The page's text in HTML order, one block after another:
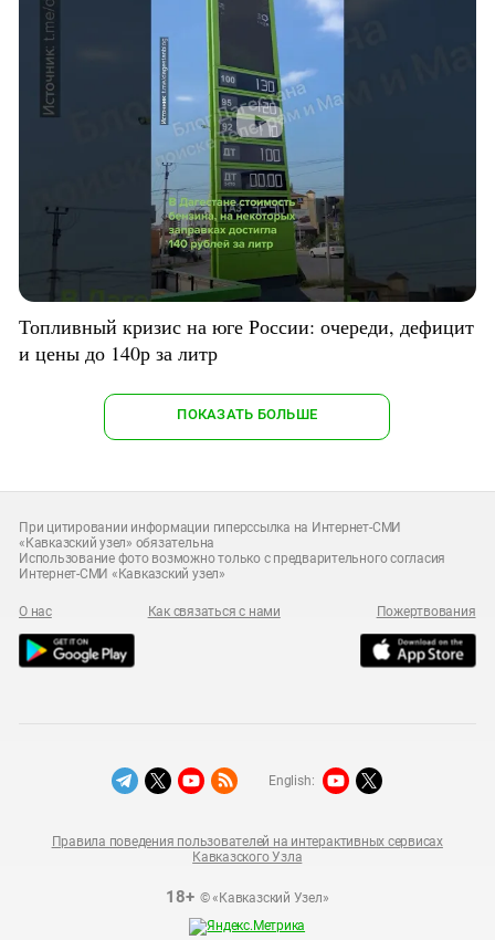
Топливный кризис на юге России: очереди, дефицит
и цены до 140р за литр
ПОКАЗАТЬ БОЛЬШЕ
При цитировании информации гиперссылка на Интернет-СМИ
«Кавказский узел» обязательна
Использование фото возможно только с предварительного согласия
Интернет-СМИ «Кавказский узел»
О нас Как связаться с нами Пожертвования
18+© «Кавказский Узел»
Правила поведения пользователей на интерактивных сервисах
Кавказского Узла
English: